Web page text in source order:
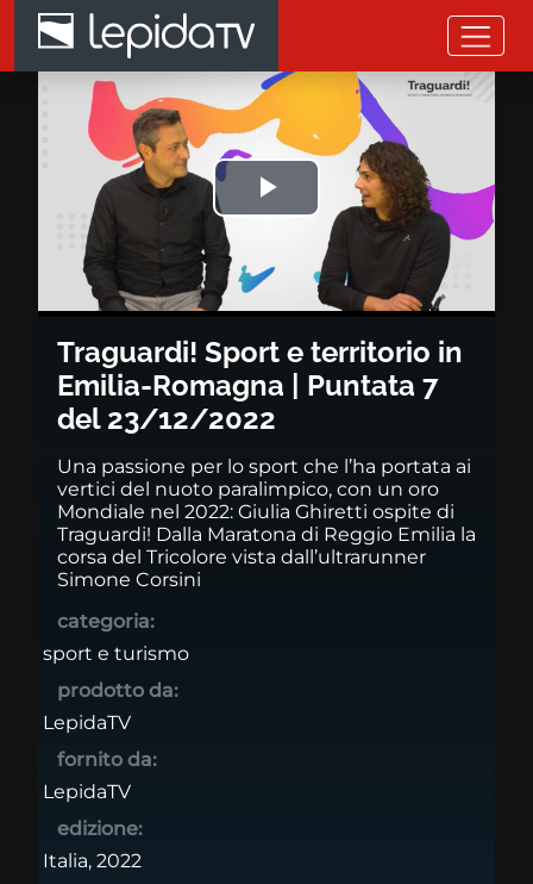
Salta al contenuto principale
Traguardi! Sport e territorio in
Riprodurre
il
video
Traguardi! Sport e territorio in
Emilia-Romagna | Puntata 7
del 23/12/2022
Una passione per lo sport che l’ha portata ai
vertici del nuoto paralimpico, con un oro
Mondiale nel 2022: Giulia Ghiretti ospite di
Traguardi! Dalla Maratona di Reggio Emilia la
corsa del Tricolore vista dall’ultrarunner
Simone Corsini
categoria:
sport e turismo
prodotto da:
LepidaTV
fornito da:
LepidaTV
edizione:
Italia, 2022